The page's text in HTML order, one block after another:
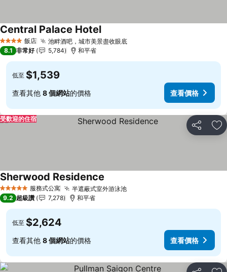
4 星級 飯店 池畔酒吧，城市美景盡收眼底查看價格
Central Palace Hotel查看價格
8.1 非常好 5,784 和平省
低至 $1,539
查看其他 8 個網站的價格 查看價格
分享 加
受歡迎的住宿
5 星級 服務式公寓 半遮蔽式室外游泳池查看價格
Sherwood Residence
9.2 超級讚 7,278 和平省
低至 $2,624
查看其他 8 個網站的價格 查看價格